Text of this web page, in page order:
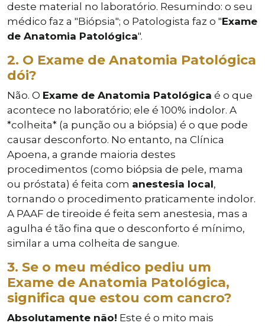
deste material no laboratório. Resumindo: o seu
médico faz a "Biópsia"; o Patologista faz o "Exame
de Anatomia Patológica".
2. O Exame de Anatomia Patológica
dói?
Não. O Exame de Anatomia Patológica é o que
acontece no laboratório; ele é 100% indolor. A
*colheita* (a punção ou a biópsia) é o que pode
causar desconforto. No entanto, na Clínica
Apoena, a grande maioria destes
procedimentos (como biópsia de pele, mama
ou próstata) é feita com anestesia local,
tornando o procedimento praticamente indolor.
A PAAF de tireoide é feita sem anestesia, mas a
agulha é tão fina que o desconforto é mínimo,
similar a uma colheita de sangue.
3. Se o meu médico pediu um
Exame de Anatomia Patológica,
significa que estou com cancro?
Absolutamente não! Este é o mito mais